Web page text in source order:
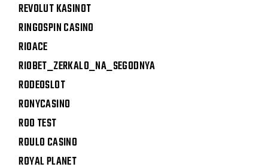
REVOLUT KASINOT
RINGOSPIN CASINO
RIOACE
RIOBET_ZERKALO_NA_SEGODNYA
RODEOSLOT
RONYCASINO
ROO TEST
ROULO CASINO
ROYAL PLANET